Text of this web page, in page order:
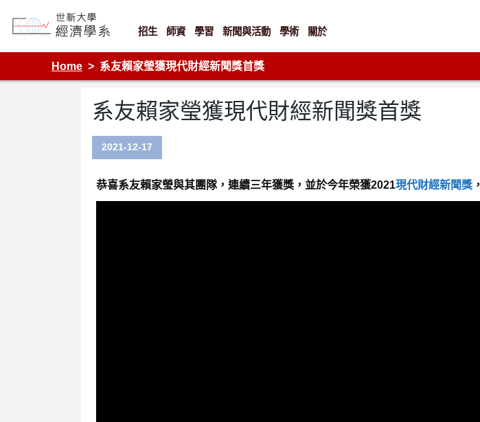
content
Department of Economics, Shih Hsin University
招生 師資 學習 新聞與活動 學術 關於
Home 系友賴家瑩獲現代財經新聞獎首獎
系友賴家瑩獲現代財經新聞獎首獎
2021-12-17
恭喜系友賴家瑩與其團隊，連續三年獲獎，並於今年榮獲2021現代財經新聞獎，